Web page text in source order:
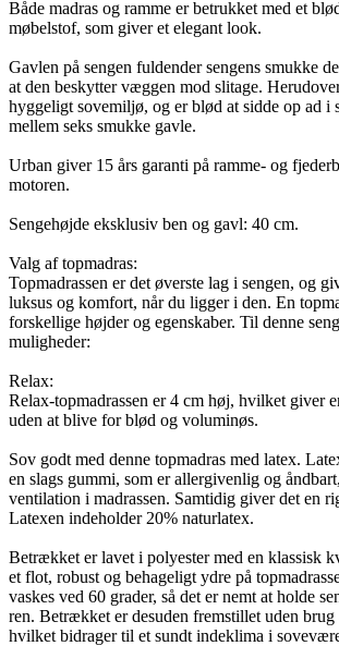
Både madras og ramme er betrukket med et
møbelstof, som giver et elegant look.
Gavlen på sengen fuldender sengens smukke
at den beskytter væggen mod slitage.
hyggeligt sovemiljø, og er blød at sidde op ad i
mellem seks smukke gavle.
Urban giver 15 års garanti på ramme- og
motoren.
Sengehøjde eksklusiv ben og gavl: 40 cm.
Valg af topmadras:
Topmadrassen er det øverste lag i sengen, og
luksus og komfort, når du ligger i den. En
forskellige højder og egenskaber. Til denne
muligheder:
Relax:
Relax-topmadrassen er 4 cm høj, hvilket giver
uden at blive for blød og voluminøs.
Sov godt med denne topmadras med latex.
en slags gummi, som er allergivenlig og
ventilation i madrassen. Samtidig giver det en
Latexen indeholder 20% naturlatex.
Betrækket er lavet i polyester med en klassisk
et flot, robust og behageligt ydre på
vaskes ved 60 grader, så det er nemt at holde
ren. Betrækket er desuden fremstillet uden brug
hvilket bidrager til et sundt indeklima i